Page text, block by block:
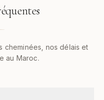
cheminées, nos délais et
au Maroc.